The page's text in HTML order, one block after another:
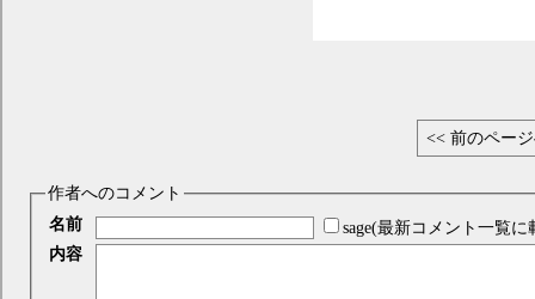
<< 前のペー
作者へのコメント
名前
sage(最新コメント一覧に
内容